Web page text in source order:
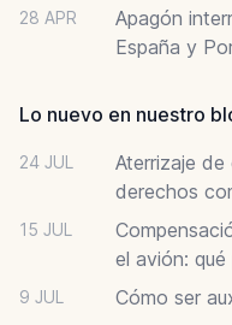
28 APR
Apagón
España y
Lo nuevo en nuestro
24 JUL
Aterrizaje de
derechos
15 JUL
el avión:
9 JUL Cómo ser